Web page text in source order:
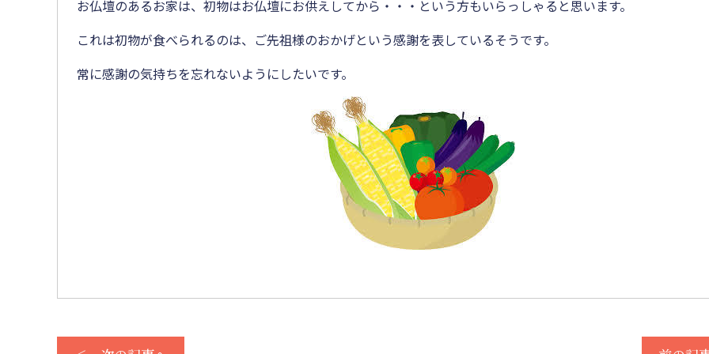
お仏壇のあるお家は、初物はお仏壇にお供えしてから・・・という方もいらっしゃると思います。
これは初物が食べられるのは、ご先祖様のおかげという感謝を表しているそうです。
常に感謝の気持ちを忘れないようにしたいです。